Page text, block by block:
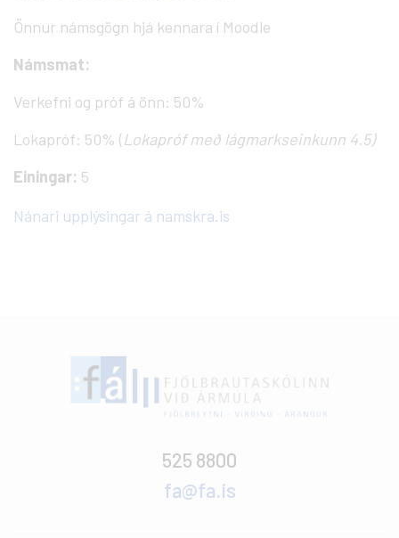
Önnur námsgögn hjá kennara í Moodle
Námsmat:
Verkefni og próf á önn: 50%
Lokapróf: 50% (Lokapróf með lágmarkseinkunn 4.5)
Einingar: 5
Nánari upplýsingar á namskra.is
525 8800
fa@fa.is